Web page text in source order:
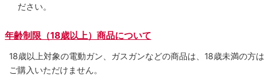
ださい。
年齢制限（18歳以上）商品について
18歳以上対象の電動ガン、ガスガンなどの商品は、18歳未満の方は
ご購入いただけません。